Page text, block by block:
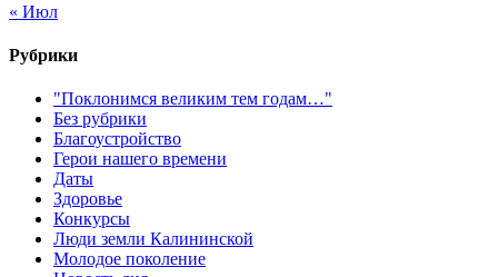
« Июл
Рубрики
"Поклонимся великим тем годам…"
Без рубрики
Благоустройство
Герои нашего времени
Даты
Здоровье
Конкурсы
Люди земли Калининской
Молодое поколение